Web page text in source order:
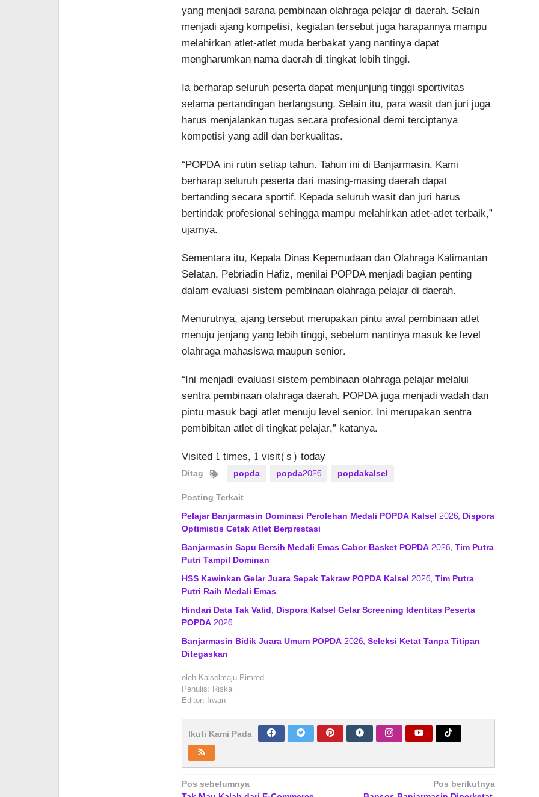
yang menjadi sarana pembinaan olahraga pelajar di daerah. Selain
menjadi ajang kompetisi, kegiatan tersebut juga harapannya mampu
melahirkan atlet-atlet muda berbakat yang nantinya dapat
mengharumkan nama daerah di tingkat lebih tinggi.
Ia berharap seluruh peserta dapat menjunjung tinggi sportivitas
selama pertandingan berlangsung. Selain itu, para wasit dan juri juga
harus menjalankan tugas secara profesional demi terciptanya
kompetisi yang adil dan berkualitas.
“POPDA ini rutin setiap tahun. Tahun ini di Banjarmasin. Kami
berharap seluruh peserta dari masing-masing daerah dapat
bertanding secara sportif. Kepada seluruh wasit dan juri harus
bertindak profesional sehingga mampu melahirkan atlet-atlet terbaik,”
ujarnya.
Sementara itu, Kepala Dinas Kepemudaan dan Olahraga Kalimantan
Selatan, Pebriadin Hafiz, menilai POPDA menjadi bagian penting
dalam evaluasi sistem pembinaan olahraga pelajar di daerah.
Menurutnya, ajang tersebut merupakan pintu awal pembinaan atlet
menuju jenjang yang lebih tinggi, sebelum nantinya masuk ke level
olahraga mahasiswa maupun senior.
“Ini menjadi evaluasi sistem pembinaan olahraga pelajar melalui
sentra pembinaan olahraga daerah. POPDA juga menjadi wadah dan
pintu masuk bagi atlet menuju level senior. Ini merupakan sentra
pembibitan atlet di tingkat pelajar,” katanya.
Visited 1 times, 1 visit(s) today
Ditag popda popda2026
popdakalsel
Posting Terkait
Pelajar Banjarmasin Dominasi Perolehan Medali POPDA Kalsel 2026, Dispora
Optimistis Cetak Atlet Berprestasi
Banjarmasin Sapu Bersih Medali Emas Cabor Basket POPDA 2026, Tim Putra
Putri Tampil Dominan
HSS Kawinkan Gelar Juara Sepak Takraw POPDA Kalsel 2026, Tim Putra
Putri Raih Medali Emas
Hindari Data Tak Valid, Dispora Kalsel Gelar Screening Identitas Peserta
POPDA 2026
Banjarmasin Bidik Juara Umum POPDA 2026, Seleksi Ketat Tanpa Titipan
Ditegaskan
oleh Kalselmaju Pimred
Penulis: Riska
Editor: Irwan
Ikuti Kami Pada
Navigasi
Pos sebelumnya
Pos berikutnya